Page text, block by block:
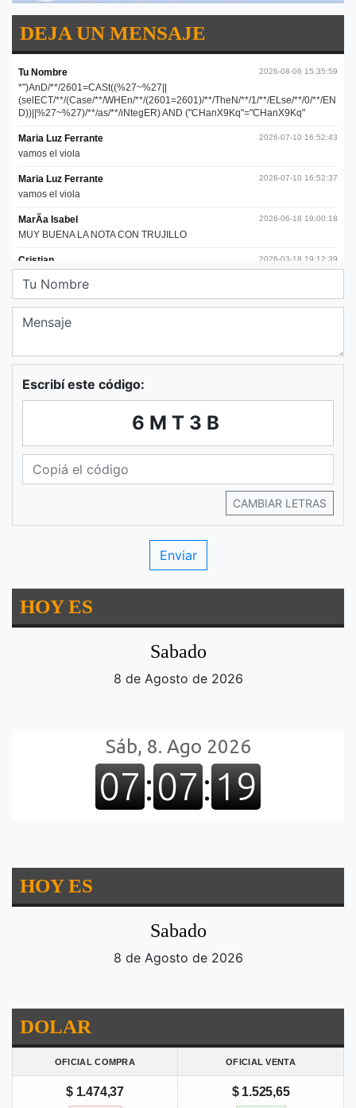
DEJA UN MENSAJE
Escribí este código:
6MT3B
CAMBIAR LETRAS
HOY ES
Sabado
8 de Agosto de 2026
HOY ES
Sabado
8 de Agosto de 2026
DOLAR
OFICIAL COMPRA OFICIAL VENTA
$ 1.474,37 $ 1.525,65